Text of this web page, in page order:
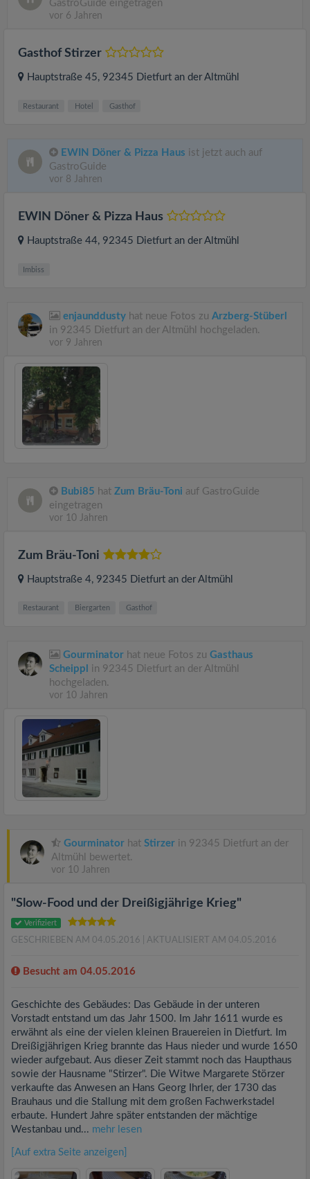
GastroGuide eingetragen
vor 6 Jahren
Gasthof Stirzer
Hauptstraße 45, 92345 Dietfurt an der Altmühl
Restaurant Hotel Gasthof
EWIN Döner & Pizza Haus ist jetzt auch auf
GastroGuide
vor 8 Jahren
EWIN Döner & Pizza Haus
Hauptstraße 44, 92345 Dietfurt an der Altmühl
Imbiss
enjaunddusty hat neue Fotos zu Arzberg-Stüberl
in 92345 Dietfurt an der Altmühl hochgeladen.
vor 9 Jahren
Bubi85 hat Zum Bräu-Toni auf GastroGuide
eingetragen
vor 10 Jahren
Zum Bräu-Toni
Hauptstraße 4, 92345 Dietfurt an der Altmühl
Restaurant Biergarten Gasthof
Gourminator hat neue Fotos zu Gasthaus
Scheippl
in 92345 Dietfurt an der Altmühl
hochgeladen.
vor 10 Jahren
Gourminator hat Stirzer in 92345 Dietfurt an der
Altmühl bewertet.
vor 10 Jahren
"Slow-Food und der Dreißigjährige Krieg"
Verifiziert
GESCHRIEBEN AM 04.05.2016 | AKTUALISIERT AM 04.05.2016
Besucht am 04.05.2016
Geschichte des Gebäudes: Das Gebäude in der unteren
Vorstadt entstand um das Jahr 1500. Im Jahr 1611 wurde es
erwähnt als eine der vielen kleinen Brauereien in Dietfurt. Im
Dreißigjährigen Krieg brannte das Haus nieder und wurde 1650
wieder aufgebaut. Aus dieser Zeit stammt noch das Haupthaus
sowie der Hausname "Stirzer". Die Witwe Margarete Störzer
verkaufte das Anwesen an Hans Georg Ihrler, der 1730 das
Brauhaus und die Stallung mit dem großen Fachwerkstadel
erbaute. Hundert Jahre später entstanden der mächtige
Westanbau und... mehr lesen
[Auf extra Seite anzeigen]